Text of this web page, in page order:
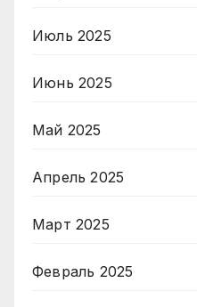
Июль 2025
Июнь 2025
Май 2025
Апрель 2025
Март 2025
Февраль 2025